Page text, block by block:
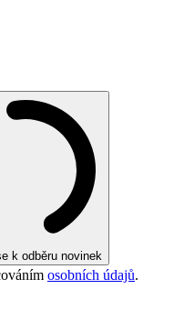
k odběru novinek
osobních údajů.